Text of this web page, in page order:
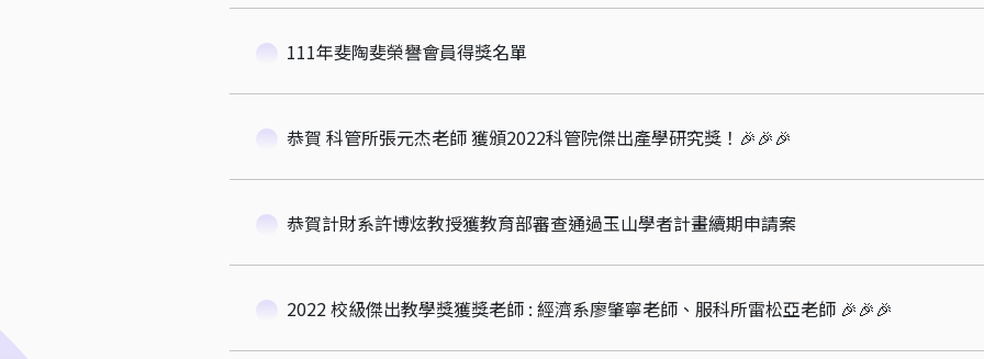
111年斐陶斐榮譽會員得獎名單
恭賀 科管所張元杰老師 獲頒2022科管院傑出產學研究獎！🎉🎉🎉
恭賀計財系許博炫教授獲教育部審查通過玉山學者計畫續期申請案
2022 校級傑出教學獎獲獎老師 : 經濟系廖肇寧老師、服科所雷松亞老師 🎉🎉🎉